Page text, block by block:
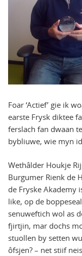
Foar ‘Actief’ gie ik
earste Frysk diktee
ferslach fan dwaan
bybliuwe, wie myn
Wethâlder Houkje
Burgumer Rienk de
de Fryske Akademy
like, op de
senuweftich wol as
fjirtjin, mar dochs
stuollen by setten
ôfsjen? – net stiif